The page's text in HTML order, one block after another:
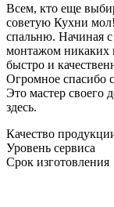
Всем, кто еще
советую Кухни
спальню. Начиная с
монтажом никаких
быстро и
Огромное спасибо
Это мастер своего
здесь.
Качество
Уровень сервиса
Срок изготовления